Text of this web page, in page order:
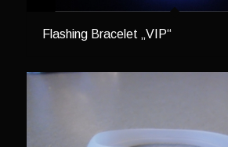
Flashing Bracelet „VIP“